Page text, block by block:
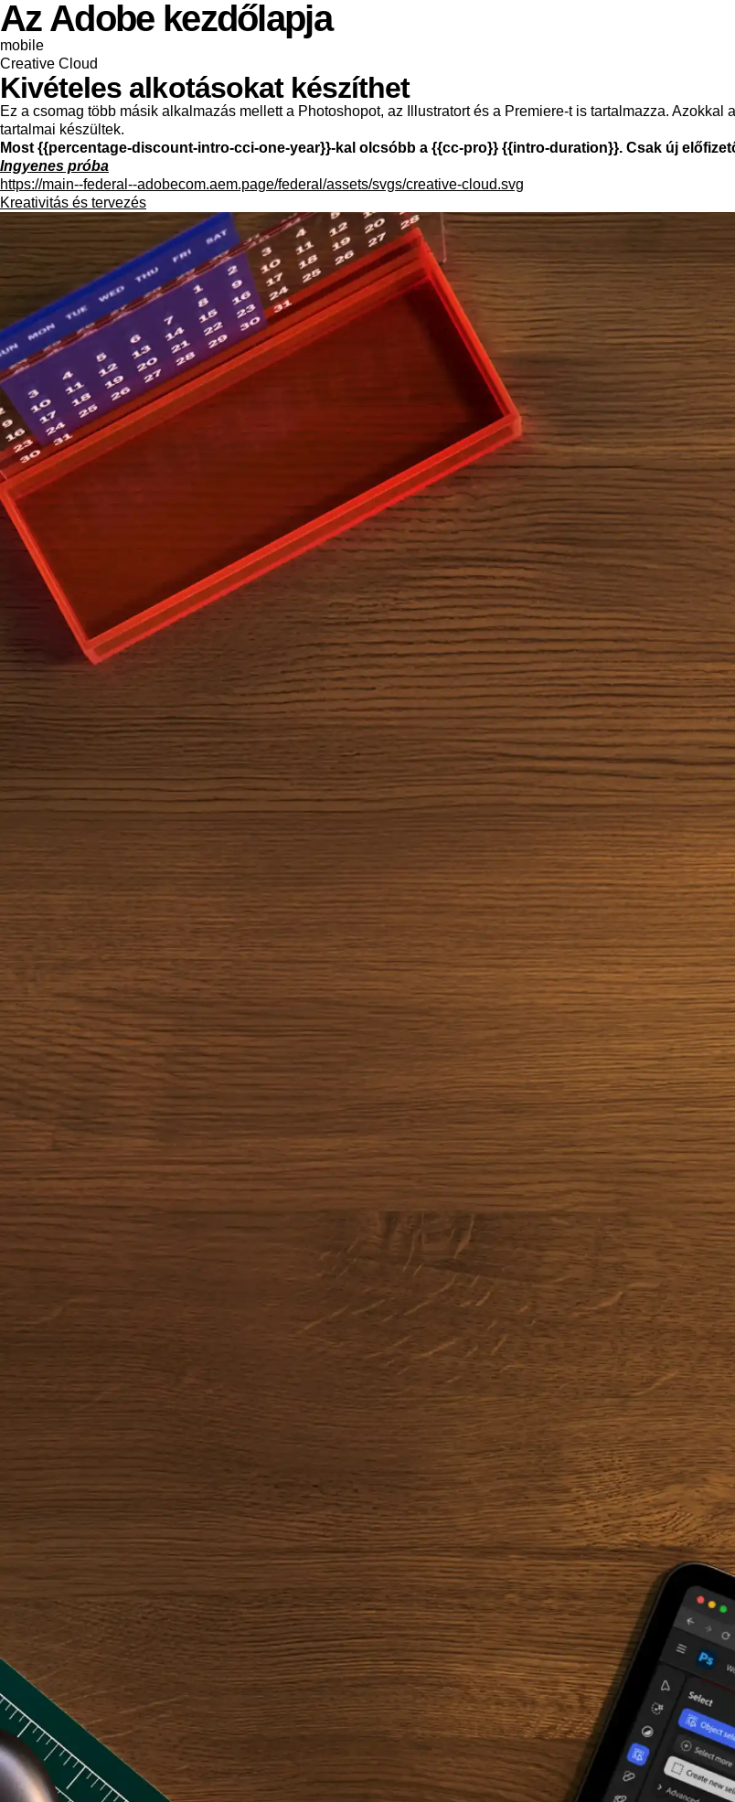
Az Adobe kezdőlapja
mobile
Creative Cloud
Kivételes alkotásokat készíthet
Ez a csomag több másik alkalmazás mellett a Photoshopot, az Illustratort és a Premiere-t is tartalmazza.
tartalmai készültek.
Most {{percentage-discount-intro-cci-one-year}}-kal olcsóbb a {{cc-pro}} {{intro-duration}}. Csak új
Ingyenes próba
https://main--federal--adobecom.aem.page/federal/assets/svgs/creative-cloud.svg
Kreativitás és tervezés